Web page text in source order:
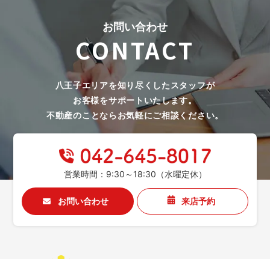
お問い合わせ
CONTACT
八王子エリアを知り尽くしたスタッフが
お客様をサポートいたします。
不動産のことならお気軽にご相談ください。
営業時間：9:30～18:30（水曜定休）
お問い合わせ 来店予約